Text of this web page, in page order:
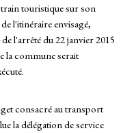
touristique sur son
l'itinéraire envisagé,
l'arrêté du 22 janvier 2015
la commune serait
consacré au transport
la délégation de service